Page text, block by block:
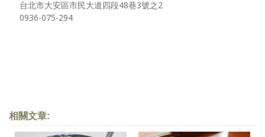
台北市大安區市民大道四段48巷3號之2
0936-075-294
相關文章: